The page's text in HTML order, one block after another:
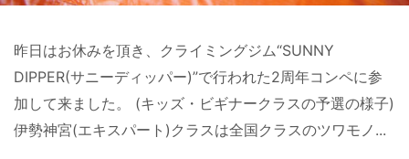
昨日はお休みを頂き、クライミングジム“SUNNY
DIPPER(サニーディッパー)”で行われた2周年コンペに参
加して来ました。 (キッズ・ビギナークラスの予選の様子)
伊勢神宮(エキスパート)クラスは全国クラスのツワモノ...